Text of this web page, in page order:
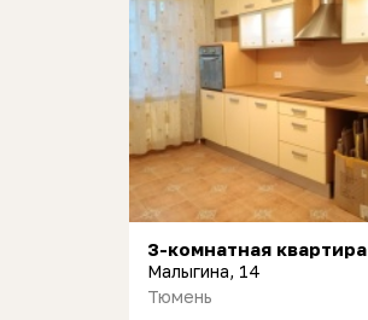
3-комнатная квартира
Малыгина, 14
Тюмень